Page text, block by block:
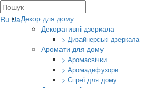
Ru UaДекор для дому
Декоративні дзеркала
> Дизайнерські дзеркала
Аромати для дому
> Аромасвічки
> Аромадифузори
> Спреї для дому